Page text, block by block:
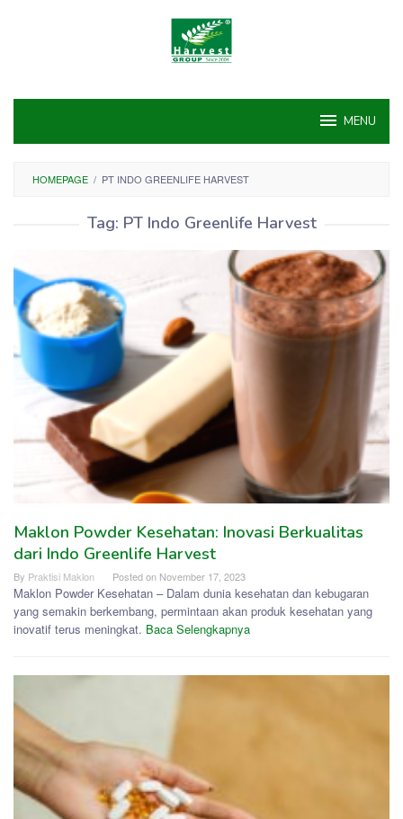
MENU
HOMEPAGE / PT INDO GREENLIFE HARVEST
Tag: PT Indo Greenlife Harvest
Maklon Powder Kesehatan: Inovasi Berkualitas
dari Indo Greenlife Harvest
By Praktisi Maklon Posted on November 17, 2023
Maklon Powder Kesehatan – Dalam dunia kesehatan dan kebugaran
yang semakin berkembang, permintaan akan produk kesehatan yang
inovatif terus meningkat. Baca Selengkapnya